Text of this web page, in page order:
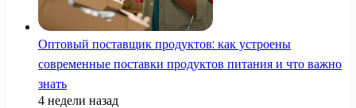
Оптовый поставщик продуктов: как устроены
современные поставки продуктов питания и что важно
знать
4 недели назад